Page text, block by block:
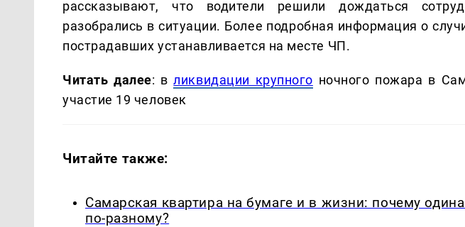
рассказывают, что водители решили дождаться
разобрались в ситуации. Более подробная информация о
пострадавших устанавливается на месте ЧП.
Читать далее: вликвидации крупного ночного пожара в
участие 19 человек
Читайте также:
Самарская квартира на бумаге и в жизни: почему
по-разному?